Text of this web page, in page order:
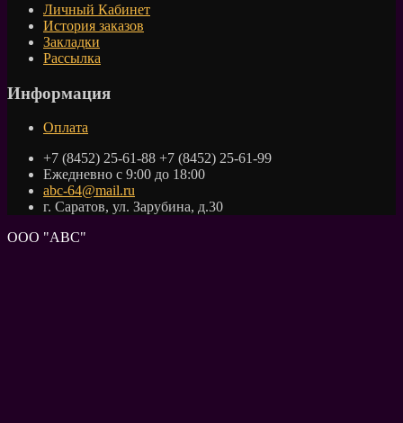
Личный Кабинет
История заказов
Закладки
Рассылка
Информация
Оплата
+7 (8452) 25-61-88 +7 (8452) 25-61-99
Ежедневно с 9:00 до 18:00
abc-64@mail.ru
г. Саратов, ул. Зарубина, д.30
ООО "АВС"